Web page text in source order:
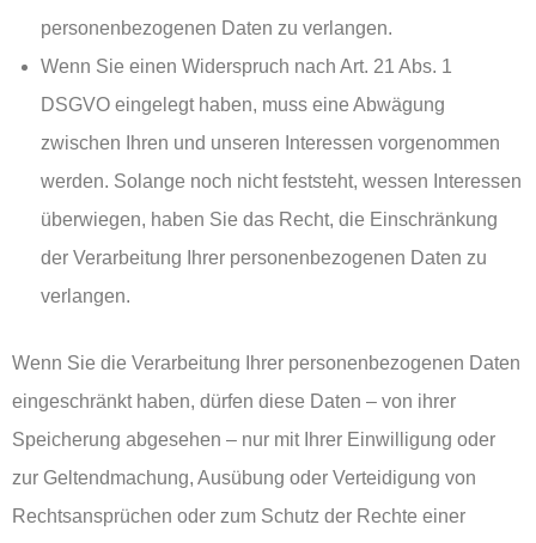
personenbezogenen Daten zu verlangen.
Wenn Sie einen Widerspruch nach Art. 21 Abs. 1
DSGVO eingelegt haben, muss eine Abwägung
zwischen Ihren und unseren Interessen vorgenommen
werden. Solange noch nicht feststeht, wessen Interessen
überwiegen, haben Sie das Recht, die Einschränkung
der Verarbeitung Ihrer personenbezogenen Daten zu
verlangen.
Wenn Sie die Verarbeitung Ihrer personenbezogenen Daten
eingeschränkt haben, dürfen diese Daten – von ihrer
Speicherung abgesehen – nur mit Ihrer Einwilligung oder
zur Geltendmachung, Ausübung oder Verteidigung von
Rechtsansprüchen oder zum Schutz der Rechte einer